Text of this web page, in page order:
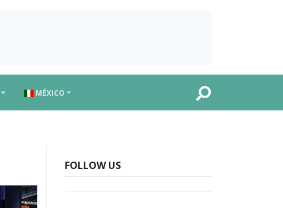
MÉXICO
FOLLOW US